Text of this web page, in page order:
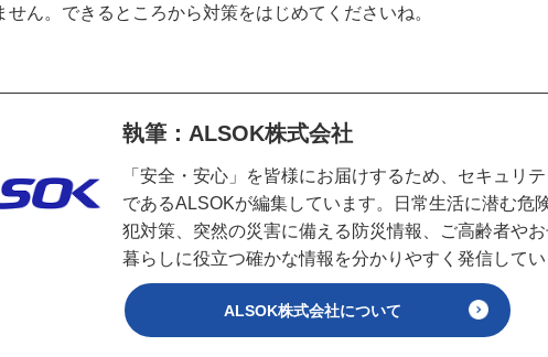
ん。できるところから対策をはじめてくださいね。
執筆：ALSOK株式会社
「安全・安心」を皆様にお届けするため、セキュリ
であるALSOKが編集しています。日常生活に潜む危
犯対策、突然の災害に備える防災情報、ご高齢者やお
暮らしに役立つ確かな情報を分かりやすく発信してい
ALSOK株式会社について